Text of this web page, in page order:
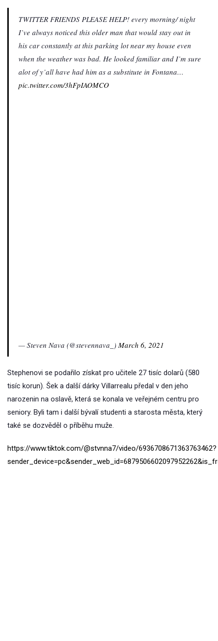
TWITTER FRIENDS PLEASE HELP! every morning/ night
I’ve always noticed this older man that would stay out in
his car constantly at this parking lot near my house even
when the weather was bad. He looked familiar and I’m sure
alot of y’all have had him as a substitute in Fontana…
pic.twitter.com/3hFpIAOMCO
— Steven Nava (@stevennava_) March 6, 2021
Stephenovi se podařilo získat pro učitele 27 tisíc dolarů (580
tisíc korun). Šek a další dárky Villarrealu předal v den jeho
narozenin na oslavě, která se konala ve veřejném centru pro
seniory. Byli tam i další bývalí studenti a starosta města, který
také se dozvěděl o příběhu muže.
https://www.tiktok.com/@stvnna7/video/6936708671363763462?